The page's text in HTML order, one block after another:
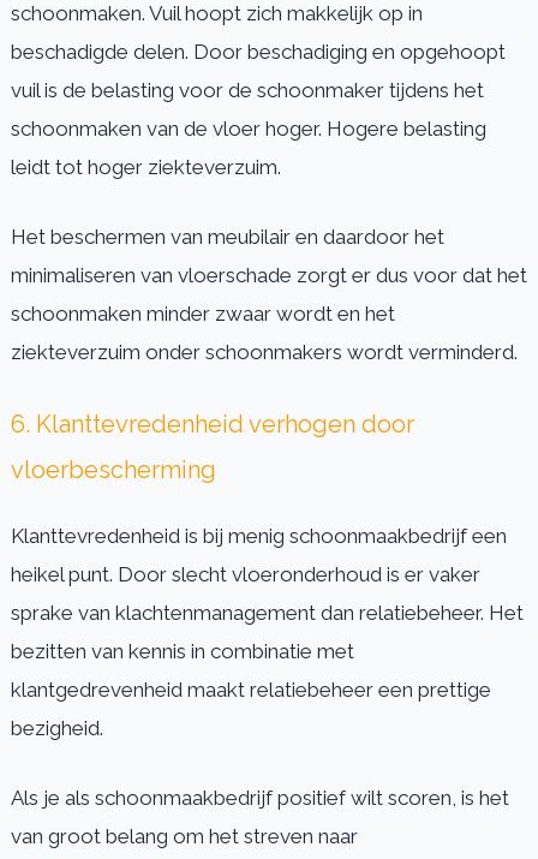
schoonmaken. Vuil hoopt zich makkelijk op in
beschadigde delen. Door beschadiging en opgehoopt
vuil is de belasting voor de schoonmaker tijdens het
schoonmaken van de vloer hoger. Hogere belasting
leidt tot hoger ziekteverzuim.
Het beschermen van meubilair en daardoor het
minimaliseren van vloerschade zorgt er dus voor dat het
schoonmaken minder zwaar wordt en het
ziekteverzuim onder schoonmakers wordt verminderd.
6. Klanttevredenheid verhogen door
vloerbescherming
Klanttevredenheid is bij menig schoonmaakbedrijf een
heikel punt. Door slecht vloeronderhoud is er vaker
sprake van klachtenmanagement dan relatiebeheer. Het
bezitten van kennis in combinatie met
klantgedrevenheid maakt relatiebeheer een prettige
bezigheid.
Als je als schoonmaakbedrijf positief wilt scoren, is het
van groot belang om het streven naar